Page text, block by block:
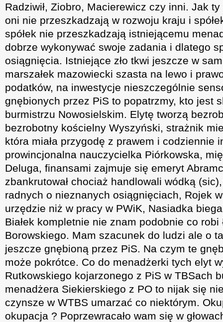
Radziwił, Ziobro, Macierewicz czy inni. Jak
oni nie przeszkadzają w rozwoju kraju i
spółek nie przeszkadzają istniejącemu
dobrze wykonywać swoje zadania i dlatego
osiągnięcia. Istniejące zło tkwi jeszcze w
marszałek mazowiecki szasta na lewo i
podatków, na inwestycje nieszczególnie
gnębionych przez PiS to popatrzmy, kto jest
burmistrzu Nowosielskim. Elytę tworzą
bezrobotny kościelny Wyszyński, strażnik
która miała przygodę z prawem i codziennie
prowincjonalna nauczycielka Piórkowska,
Deluga, finansami zajmuje się emeryt
zbankrutował chociaż handlowali wódką
radnych o nieznanych osiągnięciach, Rojek
urzędzie niż w pracy w PWiK, Nasiadka
Białek kompletnie nie znam podobnie co
Borowskiego. Mam szacunek do ludzi ale o
jeszcze gnębioną przez PiS. Na czym te
może pokrótce. Co do menadżerki tych elyt
Rutkowskiego kojarzonego z PiS w TBSach
menadżera Siekierskiego z PO to nijak się
czynsze w WTBS umarzać co niektórym.
okupacja ? Poprzewracało wam się w